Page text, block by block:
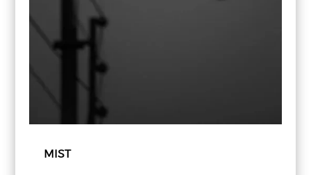
MIST